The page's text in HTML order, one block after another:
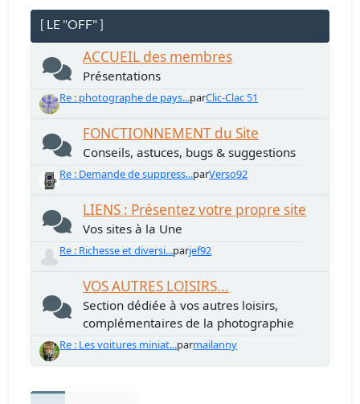
[ LE "OFF" ]
ACCUEIL des membres
Présentations
Re : photographe de pays...parClic-Clac 51
FONCTIONNEMENT du Site
Conseils, astuces, bugs & suggestions
Re : Demande de suppress...parVerso92
LIENS : Présentez votre propre site
Vos sites à la Une
Re : Richesse et diversi...parjef92
VOS AUTRES LOISIRS...
Section dédiée à vos autres loisirs,
complémentaires de la photographie
Re : Les voitures miniat...parmailanny